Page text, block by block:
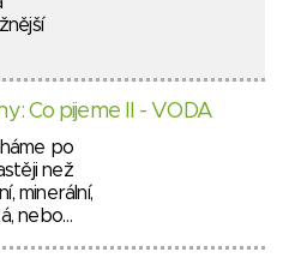
Co pijeme II - VODA
po
než
minerální,
nebo…